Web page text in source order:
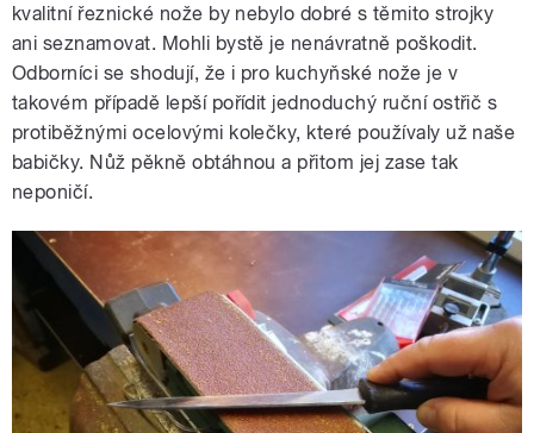
kvalitní řeznické nože by nebylo dobré s těmito strojky
ani seznamovat. Mohli bystě je nenávratně poškodit.
Odborníci se shodují, že i pro kuchyňské nože je v
takovém případě lepší pořídit jednoduchý ruční ostřič s
protiběžnými ocelovými kolečky, které používaly už naše
babičky. Nůž pěkně obtáhnou a přitom jej zase tak
neponičí.